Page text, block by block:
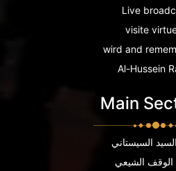
Live
visite
wird and
Al-Hussein
Main
السيستاني
الوقف الشيعي